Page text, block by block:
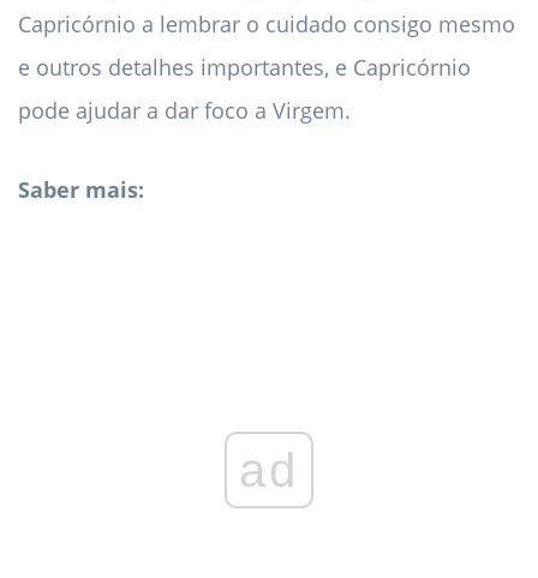
Capricórnio a lembrar o cuidado consigo mesmo
e outros detalhes importantes, e Capricórnio
pode ajudar a dar foco a Virgem.
Saber mais:
ad